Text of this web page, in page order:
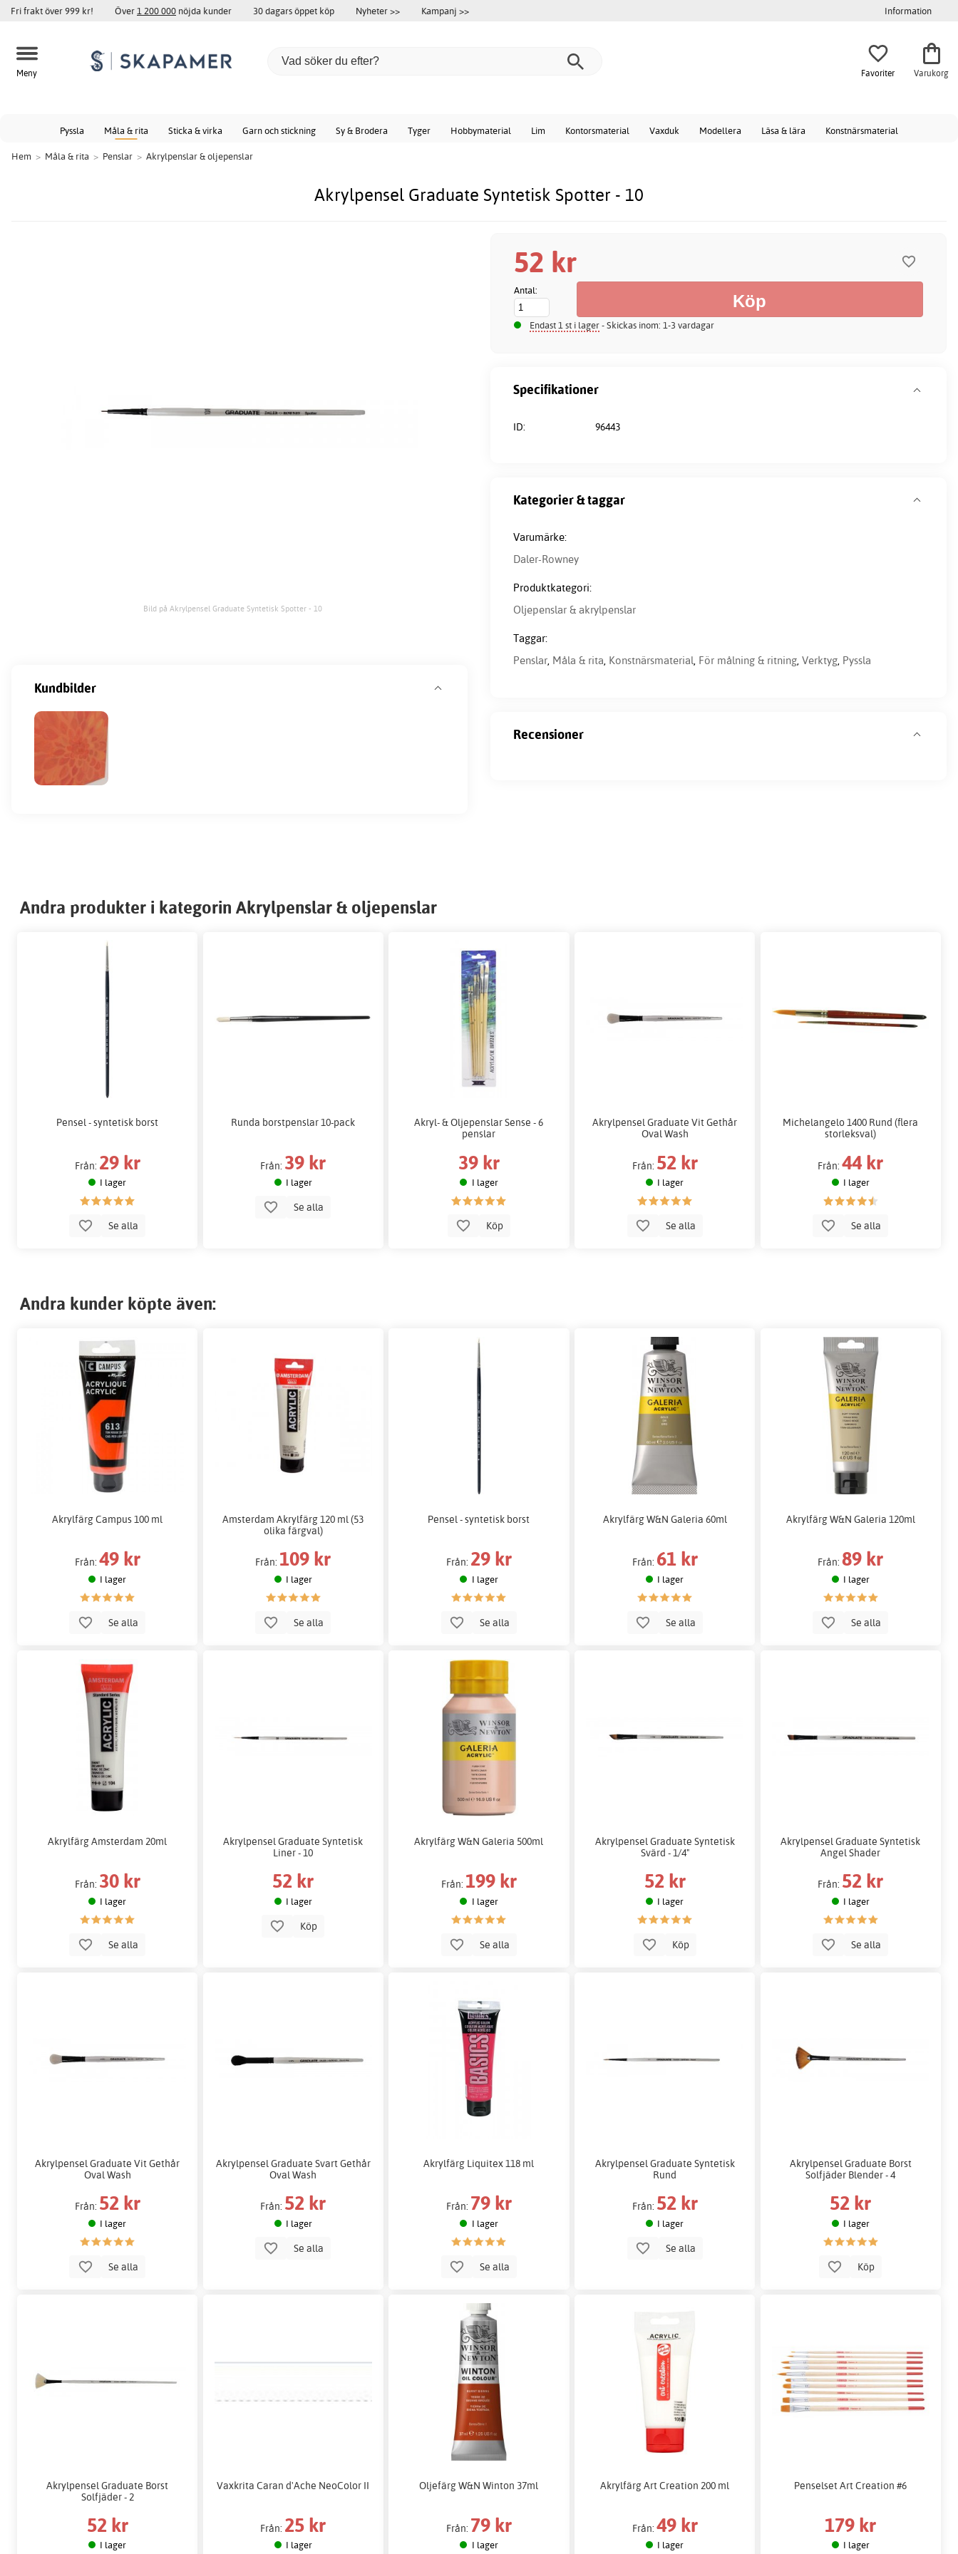
Fri frakt över 999 kr! Över1 200 000 nöjda kunder 30 dagars öppet köp Nyheter >> Kampanj >> Information
Meny Favoriter Varukorg
Pyssla Måla & rita Sticka & virka Garn och stickning Sy & Brodera Tyger Hobbymaterial Lim Kontorsmaterial Vaxduk Modellera Läsa & lära Konstnärsmaterial
Hem > Måla & rita > Penslar > Akrylpenslar & oljepenslar
Akrylpensel Graduate Syntetisk Spotter - 10
Bild på Akrylpensel Graduate Syntetisk Spotter - 10
52 kr
Antal:
Endast 1 st i lager- Skickas inom: 1-3 vardagar
Specifikationer
ID: 96443
Kategorier & taggar
Varumärke:
Daler-Rowney
Produktkategori:
Oljepenslar & akrylpenslar
Taggar:
Penslar, Måla & rita, Konstnärsmaterial, För målning & ritning, Verktyg, Pyssla
Kundbilder
Recensioner
Andra produkter i kategorin Akrylpenslar & oljepenslar
Pensel - syntetisk borst
Från: 29 kr
I lager
Se alla
Runda borstpenslar 10-pack
Från: 39 kr
I lager
Se alla
Akryl- & Oljepenslar Sense - 6
penslar
39 kr
I lager
Köp
Akrylpensel Graduate Vit Gethår
Oval Wash
Från: 52 kr
I lager
Se alla
Michelangelo 1400 Rund (flera
storleksval)
Från:44 kr
I lager
Se alla
Andra kunder köpte även:
Akrylfärg Campus 100 ml
Från: 49 kr
I lager
Se alla
Amsterdam Akrylfärg 120 ml (53
olika färgval)
Från: 109 kr
I lager
Se alla
Pensel - syntetisk borst
Från: 29 kr
I lager
Se alla
Akrylfärg W&N Galeria 60ml
Från: 61 kr
I lager
Se alla
Akrylfärg W&N Galeria 120ml
Från:89 kr
I lager
Se alla
Akrylfärg Amsterdam 20ml
Från: 30 kr
I lager
Se alla
Akrylpensel Graduate Syntetisk
Liner - 10
52 kr
I lager
Köp
Akrylfärg W&N Galeria 500ml
Från: 199 kr
I lager
Se alla
Akrylpensel Graduate Syntetisk
Svärd - 1/4"
52 kr
I lager
Köp
Akrylpensel Graduate Syntetisk
Angel Shader
Från: 52 kr
I lager
Se alla
Akrylpensel Graduate Vit Gethår
Oval Wash
Från: 52 kr
I lager
Se alla
Akrylpensel Graduate Svart Gethår
Oval Wash
Från: 52 kr
I lager
Se alla
Akrylfärg Liquitex 118 ml
Från: 79 kr
I lager
Se alla
Akrylpensel Graduate Syntetisk
Rund
Från: 52 kr
I lager
Se alla
Akrylpensel Graduate Borst
Solfjäder Blender - 4
52 kr
I lager
Köp
Akrylpensel Graduate Borst
Solfjäder - 2
52 kr
I lager
Vaxkrita Caran d'Ache NeoColor II
Från: 25 kr
I lager
Oljefärg W&N Winton 37ml
Från: 79 kr
I lager
Akrylfärg Art Creation 200 ml
Från: 49 kr
I lager
Penselset Art Creation #6
179 kr
I lager